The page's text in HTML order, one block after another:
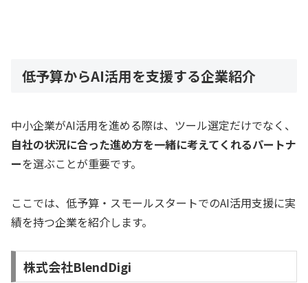
低予算からAI活用を支援する企業紹介
中小企業がAI活用を進める際は、ツール選定だけでなく、
自社の状況に合った進め方を一緒に考えてくれるパートナ
ーを選ぶことが重要です。
ここでは、低予算・スモールスタートでのAI活用支援に実
績を持つ企業を紹介します。
株式会社BlendDigi